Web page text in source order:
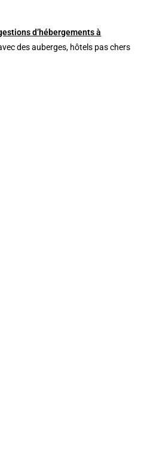
d’hébergements à
des auberges, hôtels pas chers